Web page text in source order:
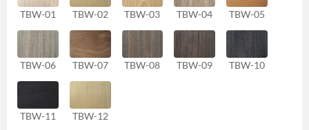
TBW-01 TBW-02 TBW-03 TBW-04 TBW-05
TBW-06 TBW-07 TBW-08 TBW-09 TBW-10
TBW-11 TBW-12